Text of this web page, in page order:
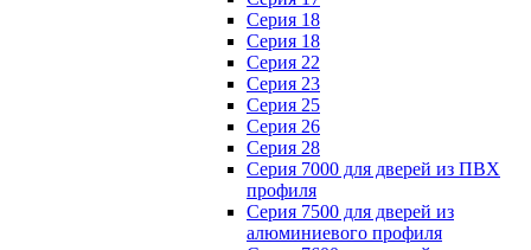
Серия 18
Серия 18
Серия 22
Серия 23
Серия 25
Серия 26
Серия 28
Серия 7000 для дверей из ПВХ
профиля
Серия 7500 для дверей из
алюминиевого профиля